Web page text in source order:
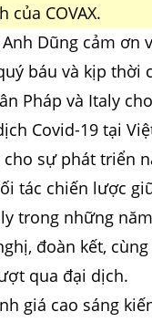
COVAX.
Dũng cảm ơn
báu và kịp thời
Pháp và Italy
Covid-19 tại
sự phát triển
tác chiến lược
trong những
đoàn kết,
qua đại dịch.
giá cao sáng